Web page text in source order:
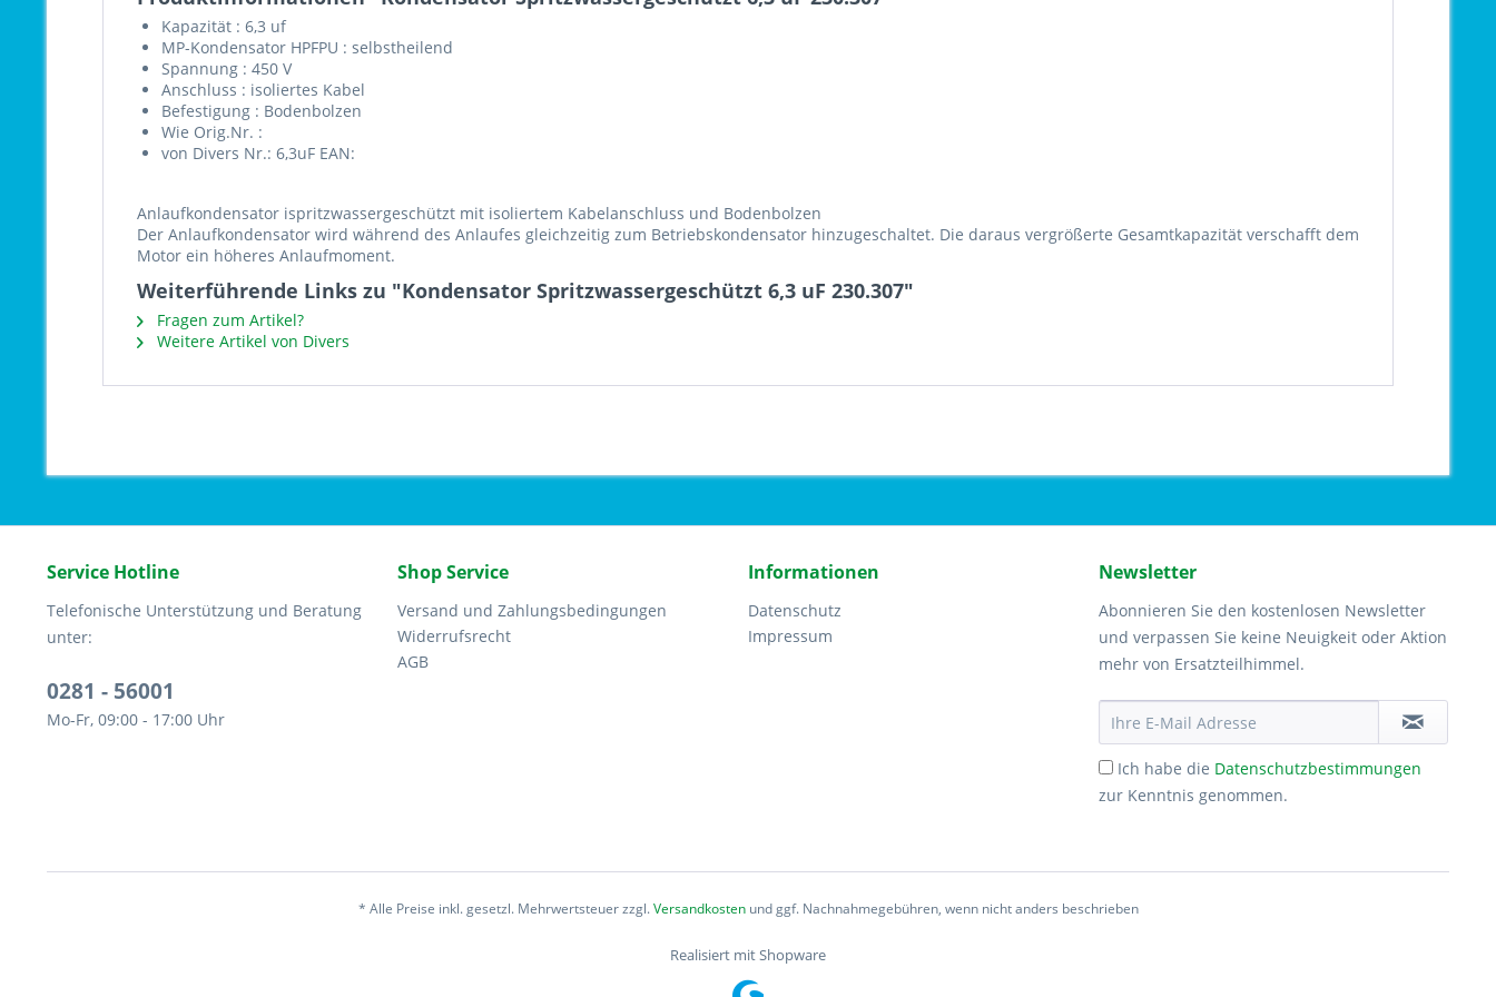
Kapazität : 6,3 uf
MP-Kondensator HPFPU : selbstheilend
Spannung : 450 V
Anschluss : isoliertes Kabel
Befestigung : Bodenbolzen
Wie Orig.Nr. :
von Divers Nr.: 6,3uF EAN:
Anlaufkondensator ispritzwassergeschützt mit isoliertem Kabelanschluss und Bodenbolzen
Der Anlaufkondensator wird während des Anlaufes gleichzeitig zum Betriebskondensator hinzugeschaltet. Die daraus vergrößerte Gesamtkapazität verschafft dem
Motor ein höheres Anlaufmoment.
Weiterführende Links zu "Kondensator Spritzwassergeschützt 6,3 uF 230.307"
Fragen zum Artikel?
Weitere Artikel von Divers
Service Hotline
Telefonische Unterstützung und Beratung
unter:
0281 - 56001
Mo-Fr, 09:00 - 17:00 Uhr
Shop Service
Versand und Zahlungsbedingungen
Widerrufsrecht
AGB
Informationen
Datenschutz
Impressum
Newsletter
Abonnieren Sie den kostenlosen Newsletter
und verpassen Sie keine Neuigkeit oder Aktion
mehr von Ersatzteilhimmel.
Ich habe die Datenschutzbestimmungen
zur Kenntnis genommen.
* Alle Preise inkl. gesetzl. Mehrwertsteuer zzgl.Versandkostenund ggf. Nachnahmegebühren, wenn nicht anders beschrieben
Realisiert mit Shopware